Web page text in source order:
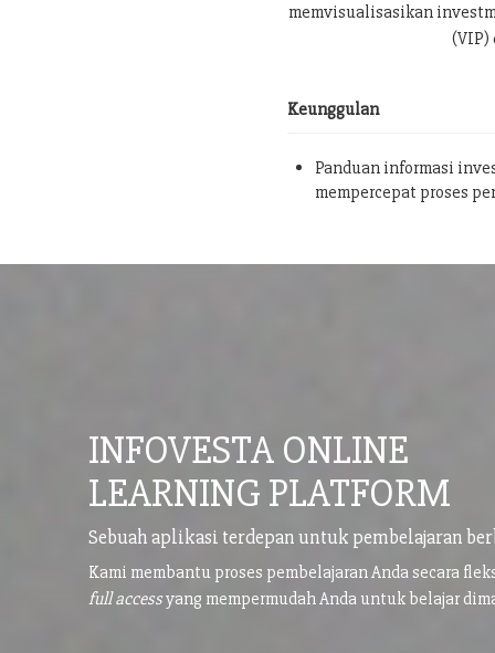
memvisualisasikan
(VIP)
Keunggulan
Panduan informasi
mempercepat proses
INFOVESTA ONLINE
LEARNING PLATFORM
Sebuah aplikasi terdepan untuk pembelajaran
Kami membantu proses pembelajaran Anda secara
full accessyang mempermudah Anda untuk belajar